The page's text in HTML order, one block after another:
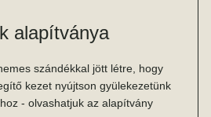
alapítványa
szándékkal jött létre, hogy
kezet nyújtson gyülekezetünk
- olvashatjuk az alapítvány